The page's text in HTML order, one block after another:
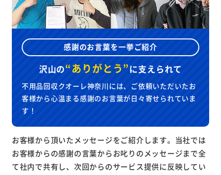
感謝のお言葉を一挙ご紹介
沢山の“ありがとう”に支えられて
不用品回収クオーレ神奈川には、ご依頼いただいたお
客様から心温まる感謝のお言葉が日々寄せられていま
す！
お客様から頂いたメッセージをご紹介します。当社では
お客様からの感謝の言葉からお叱りのメッセージまで全
て社内で共有し、次回からのサービス提供に反映してい